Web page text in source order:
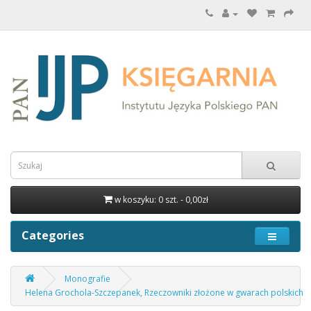
w koszyku: 0 szt. - 0,00zł
Categories
Monografie
Helena Grochola-Szczepanek, Rzeczowniki złożone w gwarach polskich